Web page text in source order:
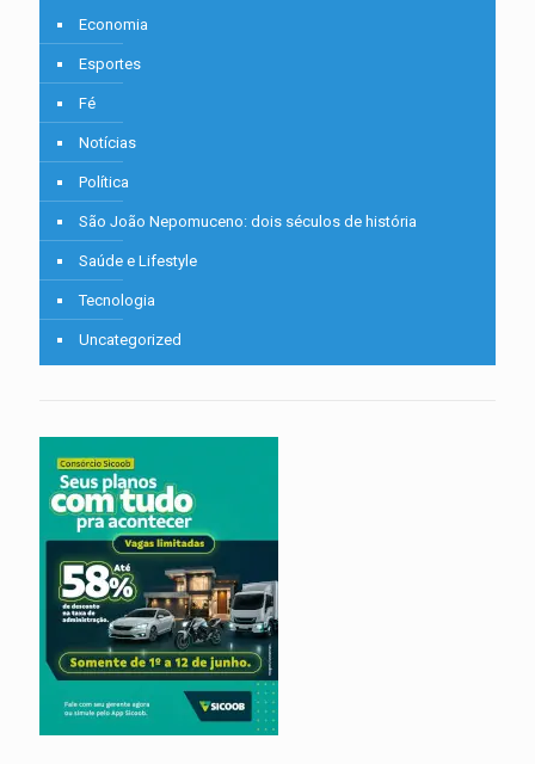
Economia
Esportes
Fé
Notícias
Política
São João Nepomuceno: dois séculos de história
Saúde e Lifestyle
Tecnologia
Uncategorized